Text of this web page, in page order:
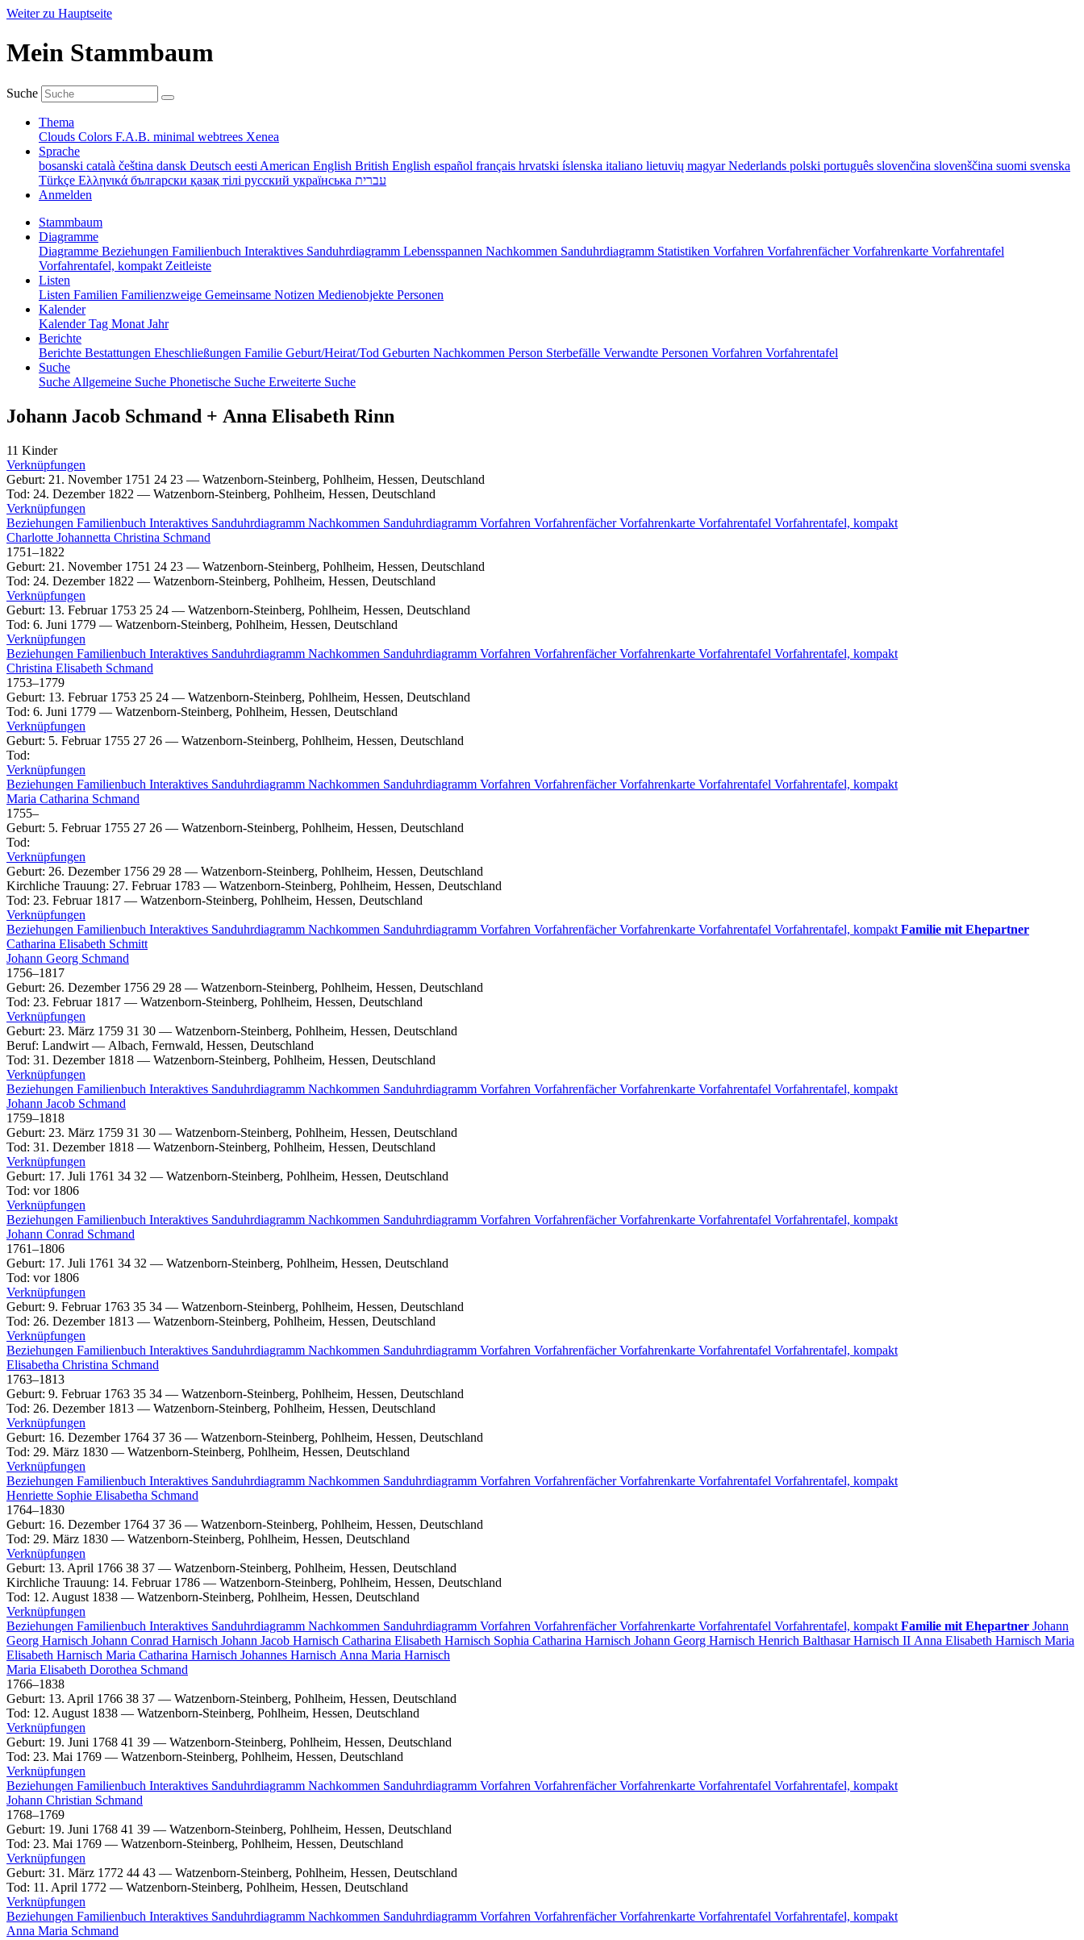
Weiter zu Hauptseite
Mein Stammbaum
Suche
Thema
Clouds Colors F.A.B. minimal webtrees Xenea
Sprache
bosanski català čeština dansk Deutsch eesti American English British English español français hrvatski íslenska italiano lietuvių magyarNederlands polski português slovenčina slovenščina suomi svenska
Türkçe Ελληνικά български қазақ тілі русский українська עברית
Anmelden
Stammbaum
Diagramme
Diagramme Beziehungen Familienbuch Interaktives Sanduhrdiagramm Lebensspannen Nachkommen Sanduhrdiagramm Statistiken Vorfahren VorfahrenfächerVorfahrenkarte Vorfahrentafel
Vorfahrentafel, kompakt Zeitleiste
Listen
Listen Familien Familienzweige Gemeinsame Notizen Medienobjekte Personen
Kalender
KalenderTag Monat Jahr
Berichte
Berichte Bestattungen Eheschließungen Familie Geburt/Heirat/Tod Geburten Nachkommen Person Sterbefälle Verwandte Personen Vorfahren Vorfahrentafel
Suche
Suche Allgemeine Suche Phonetische Suche Erweiterte Suche
Johann Jacob Schmand + Anna Elisabeth Rinn
11 Kinder
Verknüpfungen
Geburt: 21. November 1751 24 23 — Watzenborn-Steinberg, Pohlheim, Hessen, Deutschland
Tod: 24. Dezember 1822 — Watzenborn-Steinberg, Pohlheim, Hessen, Deutschland
Verknüpfungen
Beziehungen Familienbuch Interaktives Sanduhrdiagramm Nachkommen Sanduhrdiagramm Vorfahren VorfahrenfächerVorfahrenkarte Vorfahrentafel Vorfahrentafel, kompakt
Charlotte Johannetta Christina Schmand
1751–1822
Geburt: 21. November 1751 24 23 — Watzenborn-Steinberg, Pohlheim, Hessen, Deutschland
Tod: 24. Dezember 1822 — Watzenborn-Steinberg, Pohlheim, Hessen, Deutschland
Verknüpfungen
Geburt: 13. Februar 1753 25 24 — Watzenborn-Steinberg, Pohlheim, Hessen, Deutschland
Tod: 6. Juni 1779 — Watzenborn-Steinberg, Pohlheim, Hessen, Deutschland
Verknüpfungen
Beziehungen Familienbuch Interaktives Sanduhrdiagramm Nachkommen Sanduhrdiagramm Vorfahren VorfahrenfächerVorfahrenkarte Vorfahrentafel Vorfahrentafel, kompakt
Christina Elisabeth Schmand
1753–1779
Geburt: 13. Februar 1753 25 24 — Watzenborn-Steinberg, Pohlheim, Hessen, Deutschland
Tod: 6. Juni 1779 — Watzenborn-Steinberg, Pohlheim, Hessen, Deutschland
Verknüpfungen
Geburt: 5. Februar 1755 27 26 — Watzenborn-Steinberg, Pohlheim, Hessen, Deutschland
Tod:
Verknüpfungen
Beziehungen Familienbuch Interaktives Sanduhrdiagramm Nachkommen Sanduhrdiagramm Vorfahren VorfahrenfächerVorfahrenkarte Vorfahrentafel Vorfahrentafel, kompakt
Maria Catharina Schmand
1755–
Geburt: 5. Februar 1755 27 26 — Watzenborn-Steinberg, Pohlheim, Hessen, Deutschland
Tod:
Verknüpfungen
Geburt: 26. Dezember 1756 29 28 — Watzenborn-Steinberg, Pohlheim, Hessen, Deutschland
Kirchliche Trauung: 27. Februar 1783 — Watzenborn-Steinberg, Pohlheim, Hessen, Deutschland
Tod: 23. Februar 1817 — Watzenborn-Steinberg, Pohlheim, Hessen, Deutschland
Verknüpfungen
Beziehungen Familienbuch Interaktives Sanduhrdiagramm Nachkommen Sanduhrdiagramm Vorfahren VorfahrenfächerVorfahrenkarte Vorfahrentafel Vorfahrentafel, kompakt Familie mit Ehepartner
Catharina Elisabeth Schmitt
Johann Georg Schmand
1756–1817
Geburt: 26. Dezember 1756 29 28 — Watzenborn-Steinberg, Pohlheim, Hessen, Deutschland
Tod: 23. Februar 1817 — Watzenborn-Steinberg, Pohlheim, Hessen, Deutschland
Verknüpfungen
Geburt: 23. März 1759 31 30 — Watzenborn-Steinberg, Pohlheim, Hessen, Deutschland
Beruf: Landwirt — Albach, Fernwald, Hessen, Deutschland
Tod: 31. Dezember 1818 — Watzenborn-Steinberg, Pohlheim, Hessen, Deutschland
Verknüpfungen
Beziehungen Familienbuch Interaktives Sanduhrdiagramm Nachkommen Sanduhrdiagramm Vorfahren VorfahrenfächerVorfahrenkarte Vorfahrentafel Vorfahrentafel, kompakt
Johann Jacob Schmand
1759–1818
Geburt: 23. März 1759 31 30 — Watzenborn-Steinberg, Pohlheim, Hessen, Deutschland
Tod: 31. Dezember 1818 — Watzenborn-Steinberg, Pohlheim, Hessen, Deutschland
Verknüpfungen
Geburt: 17. Juli 1761 34 32 — Watzenborn-Steinberg, Pohlheim, Hessen, Deutschland
Tod: vor 1806
Verknüpfungen
Beziehungen Familienbuch Interaktives Sanduhrdiagramm Nachkommen Sanduhrdiagramm Vorfahren VorfahrenfächerVorfahrenkarte Vorfahrentafel Vorfahrentafel, kompakt
Johann Conrad Schmand
1761–1806
Geburt: 17. Juli 1761 34 32 — Watzenborn-Steinberg, Pohlheim, Hessen, Deutschland
Tod: vor 1806
Verknüpfungen
Geburt: 9. Februar 1763 35 34 — Watzenborn-Steinberg, Pohlheim, Hessen, Deutschland
Tod: 26. Dezember 1813 — Watzenborn-Steinberg, Pohlheim, Hessen, Deutschland
Verknüpfungen
Beziehungen Familienbuch Interaktives Sanduhrdiagramm Nachkommen Sanduhrdiagramm Vorfahren VorfahrenfächerVorfahrenkarte Vorfahrentafel Vorfahrentafel, kompakt
Elisabetha Christina Schmand
1763–1813
Geburt: 9. Februar 1763 35 34 — Watzenborn-Steinberg, Pohlheim, Hessen, Deutschland
Tod: 26. Dezember 1813 — Watzenborn-Steinberg, Pohlheim, Hessen, Deutschland
Verknüpfungen
Geburt: 16. Dezember 1764 37 36 — Watzenborn-Steinberg, Pohlheim, Hessen, Deutschland
Tod: 29. März 1830 — Watzenborn-Steinberg, Pohlheim, Hessen, Deutschland
Verknüpfungen
Beziehungen Familienbuch Interaktives Sanduhrdiagramm Nachkommen Sanduhrdiagramm Vorfahren VorfahrenfächerVorfahrenkarte Vorfahrentafel Vorfahrentafel, kompakt
Henriette Sophie Elisabetha Schmand
1764–1830
Geburt: 16. Dezember 1764 37 36 — Watzenborn-Steinberg, Pohlheim, Hessen, Deutschland
Tod: 29. März 1830 — Watzenborn-Steinberg, Pohlheim, Hessen, Deutschland
Verknüpfungen
Geburt: 13. April 1766 38 37 — Watzenborn-Steinberg, Pohlheim, Hessen, Deutschland
Kirchliche Trauung: 14. Februar 1786 — Watzenborn-Steinberg, Pohlheim, Hessen, Deutschland
Tod: 12. August 1838 — Watzenborn-Steinberg, Pohlheim, Hessen, Deutschland
Verknüpfungen
Beziehungen Familienbuch Interaktives Sanduhrdiagramm Nachkommen Sanduhrdiagramm Vorfahren VorfahrenfächerVorfahrenkarte Vorfahrentafel Vorfahrentafel, kompakt Familie mit Ehepartner Johann
Georg Harnisch Johann Conrad Harnisch Johann Jacob Harnisch Catharina Elisabeth Harnisch Sophia Catharina Harnisch Johann Georg Harnisch Henrich BalthasarHarnisch II Anna Elisabeth Harnisch Maria
Elisabeth Harnisch Maria Catharina Harnisch Johannes Harnisch Anna Maria Harnisch
Maria Elisabeth Dorothea Schmand
1766–1838
Geburt: 13. April 1766 38 37 — Watzenborn-Steinberg, Pohlheim, Hessen, Deutschland
Tod: 12. August 1838 — Watzenborn-Steinberg, Pohlheim, Hessen, Deutschland
Verknüpfungen
Geburt: 19. Juni 1768 41 39 — Watzenborn-Steinberg, Pohlheim, Hessen, Deutschland
Tod: 23. Mai 1769 — Watzenborn-Steinberg, Pohlheim, Hessen, Deutschland
Verknüpfungen
Beziehungen Familienbuch Interaktives Sanduhrdiagramm Nachkommen Sanduhrdiagramm Vorfahren VorfahrenfächerVorfahrenkarte Vorfahrentafel Vorfahrentafel, kompakt
Johann Christian Schmand
1768–1769
Geburt: 19. Juni 1768 41 39 — Watzenborn-Steinberg, Pohlheim, Hessen, Deutschland
Tod: 23. Mai 1769 — Watzenborn-Steinberg, Pohlheim, Hessen, Deutschland
Verknüpfungen
Geburt: 31. März 1772 44 43 — Watzenborn-Steinberg, Pohlheim, Hessen, Deutschland
Tod: 11. April 1772 — Watzenborn-Steinberg, Pohlheim, Hessen, Deutschland
Verknüpfungen
Beziehungen Familienbuch Interaktives Sanduhrdiagramm Nachkommen Sanduhrdiagramm Vorfahren VorfahrenfächerVorfahrenkarte Vorfahrentafel Vorfahrentafel, kompakt
Anna Maria Schmand